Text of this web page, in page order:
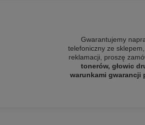
Gwarantujemy
telefoniczny ze
reklamacji, proszę
tonerów, głowic
warunkami gwarancji